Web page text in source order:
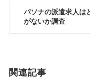
パソナの派遣求人は
がないか調査
関連記事